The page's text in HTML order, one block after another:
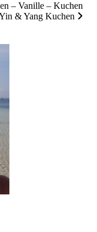
– Vanille – Kuchen
& Yang Kuchen